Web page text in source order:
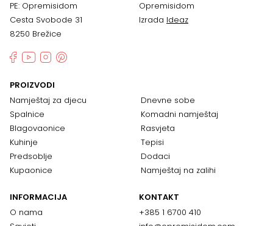
PE: Opremisidom
Cesta Svobode 31
8250 Brežice
Opremisidom
Izrada Ideaz
PROIZVODI
Namještaj za djecu
Spalnice
Blagovaonice
Kuhinje
Predsoblje
Kupaonice
Dnevne sobe
Komadni namještaj
Rasvjeta
Tepisi
Dodaci
Namještaj na zalihi
INFORMACIJA
O nama
KONTAKT
+385 1 6700 410